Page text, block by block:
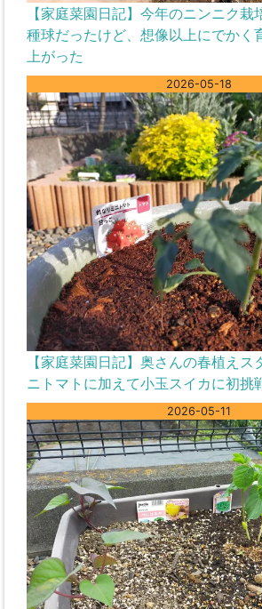
【家庭菜園日記】今年のニンニク栽
種球だったけど、想像以上にでかく
上がった
2026-05-18
【家庭菜園日記】奥さんの春植えス
ニトマトに加えて小玉スイカに初挑
2026-05-11